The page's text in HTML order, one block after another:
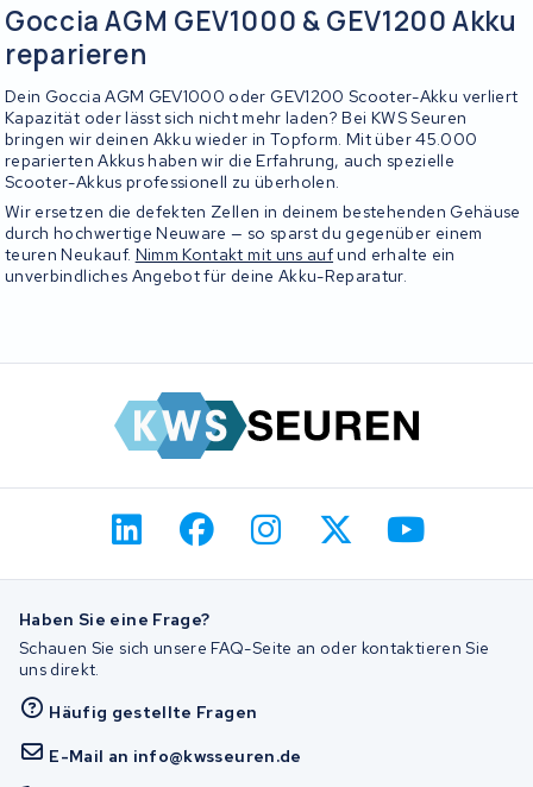
Goccia AGM GEV1000 & GEV1200 Akku
reparieren
Dein Goccia AGM GEV1000 oder GEV1200 Scooter-Akku verliert
Kapazität oder lässt sich nicht mehr laden? Bei KWS Seuren
bringen wir deinen Akku wieder in Topform. Mit über 45.000
reparierten Akkus haben wir die Erfahrung, auch spezielle
Scooter-Akkus professionell zu überholen.
Wir ersetzen die defekten Zellen in deinem bestehenden Gehäuse
durch hochwertige Neuware — so sparst du gegenüber einem
teuren Neukauf. Nimm Kontakt mit uns aufund erhalte ein
unverbindliches Angebot für deine Akku-Reparatur.
Haben Sie eine Frage?
Schauen Sie sich unsere FAQ-Seite an oder kontaktieren Sie
uns direkt.
Häufig gestellte Fragen
E-Mail an info@kwsseuren.de